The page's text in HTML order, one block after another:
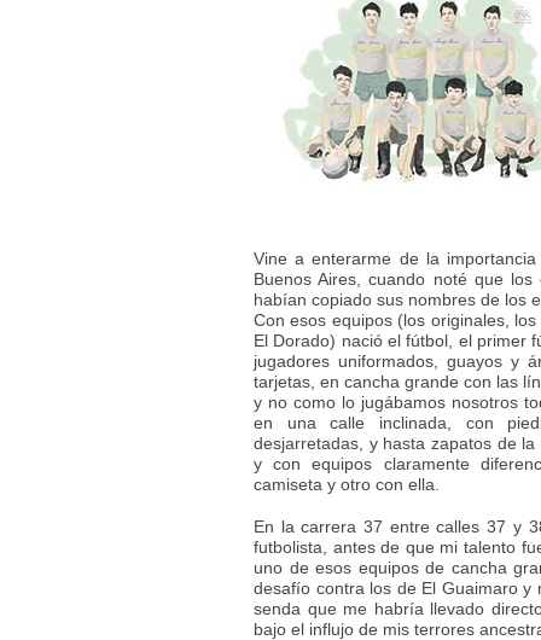
Vine a enterarme de la
Buenos Aires, cuando noté que
habían copiado sus nombres de los
Con esos equipos (los originales,
El Dorado) nació el fútbol, el primer
jugadores uniformados, guayos y
tarjetas, en cancha grande con las
y no como lo jugábamos nosotros
en una calle inclinada, con
desjarretadas, y hasta zapatos de
y con equipos claramente
camiseta y otro con ella.
En la carrera 37 entre calles 37 y
futbolista, antes de que mi talento
uno de esos equipos de cancha
desafío contra los de El Guaimaro
senda que me habría llevado
bajo el influjo de mis terrores